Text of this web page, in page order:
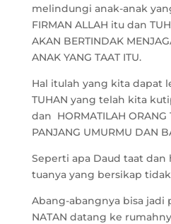
melindungi anak-anak
FIRMAN ALLAH itu dan
AKAN BERTINDAK
ANAK YANG TAAT ITU.
Hal itulah yang kita dapat
TUHAN yang telah kita
dan HORMATILAH ORANG
PANJANG UMURMU DAN
Seperti apa Daud taat dan
tuanya yang bersikap
Abang-abangnya bisa jadi
NATAN datang ke